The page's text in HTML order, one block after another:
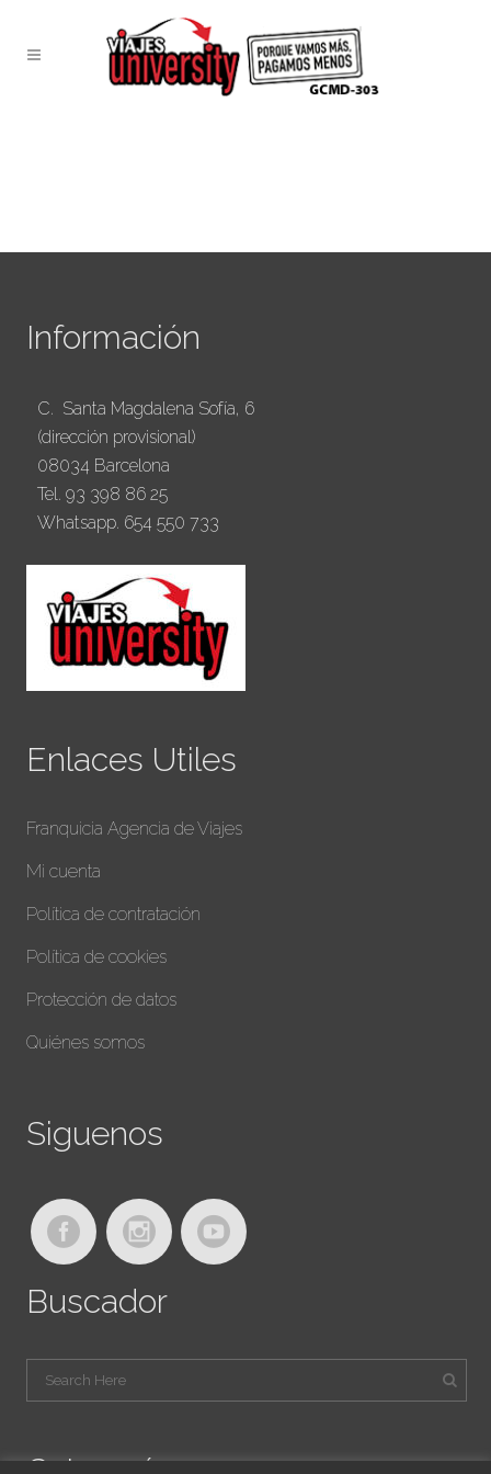
Información
C. Santa Magdalena Sofía, 6
(dirección provisional)
08034 Barcelona
Tel. 93 398 86 25
Whatsapp. 654 550 733
Enlaces Utiles
Franquicia Agencia de Viajes
Mi cuenta
Política de contratación
Política de cookies
Protección de datos
Quiénes somos
Siguenos
Buscador